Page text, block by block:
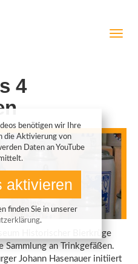
4
benötigen wir Ihre
die Aktivierung von
Daten an YouTube
aktivieren
finden Sie in unserer
.
Historischer Bierkrüge
an Trinkgefäßen.
Johann Hasenauer initiiert